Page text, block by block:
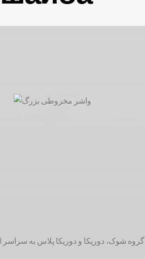
دوریکا با 25 سال سابقه تولیدکننده لوازم بهداشتی ساختمانی و تاسیسات ساختمانی در بازار ایران